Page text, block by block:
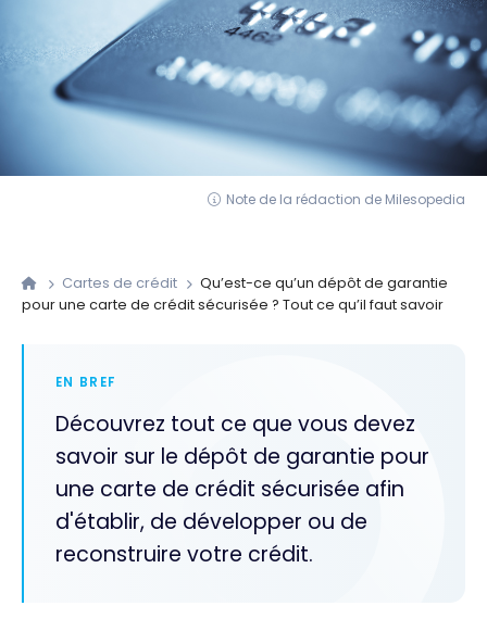
Note de la rédaction de Milesopedia
Cartes de crédit
Qu’est-ce qu’un dépôt de garantie
pour une carte de crédit sécurisée ? Tout ce qu’il faut savoir
EN BREF
Découvrez tout ce que vous devez
savoir sur le dépôt de garantie pour
une carte de crédit sécurisée afin
d'établir, de développer ou de
reconstruire votre crédit.